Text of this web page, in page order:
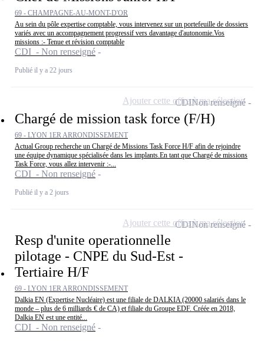
69 - CHAMPAGNE-AU-MONT-D'OR
Au sein du pôle expertise comptable, vous intervenez sur un portefeuille de dossiers
variés avec un accompagnement progressif vers davantage d'autonomie.Vos
missions :- Tenue et révision comptable
CDI - Non renseigné
Publié il y a 22 jours
Chargé de mission task force (F/H)
69 - LYON 1ER ARRONDISSEMENT
Actual Group recherche un Chargé de Missions Task Force H/F afin de rejoindre
une équipe dynamique spécialisée dans les implants.En tant que Chargé de missions
Task Force, vous allez intervenir :-...
CDI - Non renseigné
Publié il y a 2 jours
CDINon renseigné
Ajouter cette offre à ma sélection
Resp d'unite operationnelle
pilotage - CNPE du Sud-Est -
Tertiaire H/F
69 - LYON 1ER ARRONDISSEMENT
Dalkia EN (Expertise Nucléaire) est une filiale de DALKIA (20000 salariés dans le
monde – plus de 6 milliards € de CA) et filiale du Groupe EDF. Créée en 2018,
Dalkia EN est une entité...
CDI - Non renseigné
CDINon renseigné
Ajouter cette offre à ma sélection